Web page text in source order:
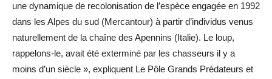
une dynamique de recolonisation de l’espèce engagée en 1992
dans les Alpes du sud (Mercantour) à partir d’individus venus
naturellement de la chaîne des Apennins (Italie). Le loup,
rappelons-le, avait été exterminé par les chasseurs il y a
moins d’un siècle », expliquent Le Pôle Grands Prédateurs et